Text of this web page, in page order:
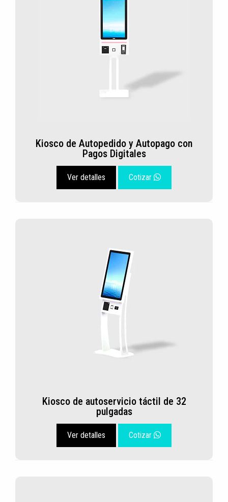
Kiosco de Autopedido y Autopago con
Pagos Digitales
Ver detalles Cotizar
Kiosco de autoservicio táctil de 32
pulgadas
Ver detalles Cotizar